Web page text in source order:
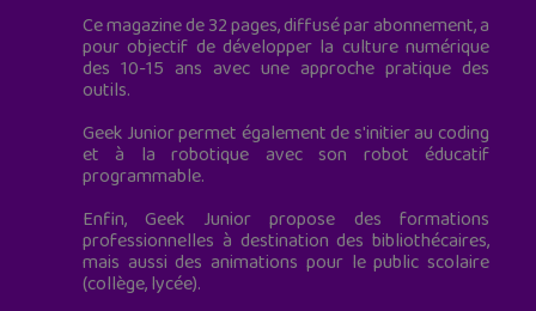
Ce magazine de 32 pages, diffusé par abonnement, a
pour objectif de développer la culture numérique
des 10-15 ans avec une approche pratique des
outils.
Geek Junior permet également de s'initier au coding
et à la robotique avec son robot éducatif
programmable.
Enfin, Geek Junior propose des formations
professionnelles à destination des bibliothécaires,
mais aussi des animations pour le public scolaire
(collège, lycée).